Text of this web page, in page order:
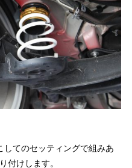
してのセッティングで組みあ
付けします。